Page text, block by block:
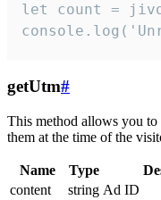
let count =
getUtm#
This method allows you to
them at the time of the
Name Type
content
string Ad ID